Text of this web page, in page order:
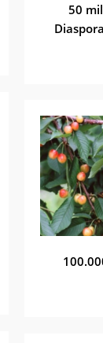
50